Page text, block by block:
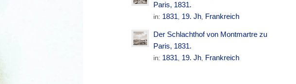
Paris, 1831.
in: 1831, 19. Jh, Frankreich
Der Schlachthof von Montmartre zu
Paris, 1831.
in: 1831, 19. Jh, Frankreich